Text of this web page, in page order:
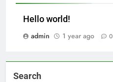
Hello world!
admin
1 year ago 0
Search